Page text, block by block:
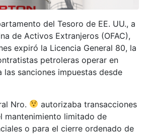
del Tesoro de EE. UU., a
de Activos Extranjeros (OFAC),
expiró la Licencia General 80, la
petroleras operar en
las sanciones impuestas desde
Nro.
autorizaba transacciones
mantenimiento limitado de
o para el cierre ordenado de